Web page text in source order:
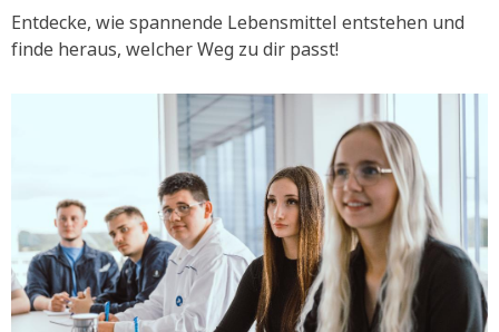
Entdecke, wie spannende Lebensmittel entstehen und
finde heraus, welcher Weg zu dir passt!